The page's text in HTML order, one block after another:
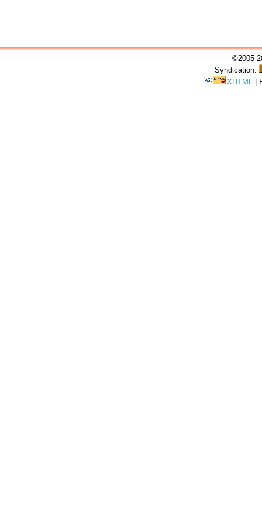
©2005-
Syndication:
XHTML